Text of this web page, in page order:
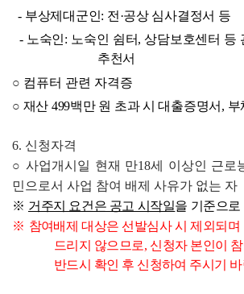
- 부상제대군인: 전 ·공상 심사결정서 등
- 노숙인: 노숙인 쉼터, 상담보호센터 등
추천서
○ 컴퓨터 관련 자격증
○ 재산 499백만 원 초과 시 대출증명서 , 부
6. 신청자격
○ 사업개시일 현재 만18세 이상인 근로
민으로서 사업 참여 배제 사유가 없는 자
※ 거주지 요건은 공고 시작일을 기준으
※ 참여배제 대상은 선발심사 시 제외되
드리지 않으므로, 신청자 본인이
반드시 확인 후 신청하여 주시기